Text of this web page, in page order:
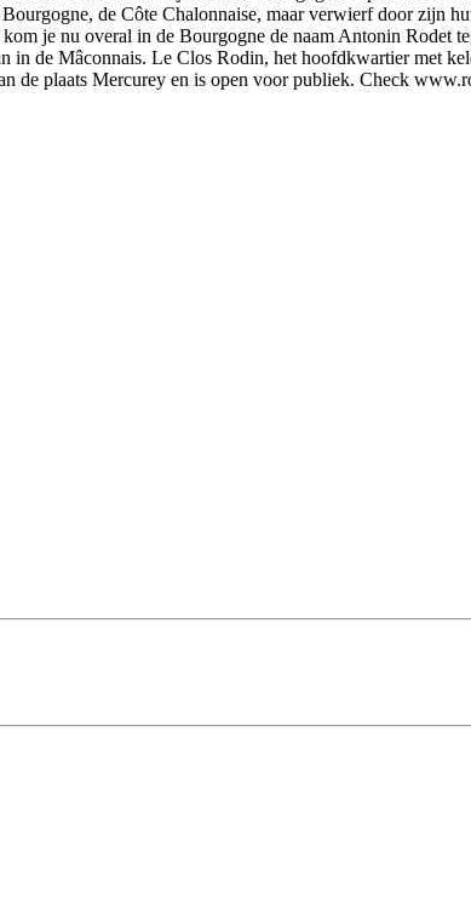
de Côte Chalonnaise, maar verwierf door zijn
je nu overal in de Bourgogne de naam Antonin Rodet
in de Mâconnais. Le Clos Rodin, het hoofdkwartier met
de plaats Mercurey en is open voor publiek. Check